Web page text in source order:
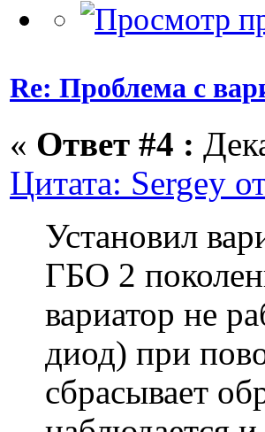
Re: Проблема с
« Ответ #4 :
Цитата: Sergey
Установил
ГБО 2
вариатор не
диод) при
сбрасывает